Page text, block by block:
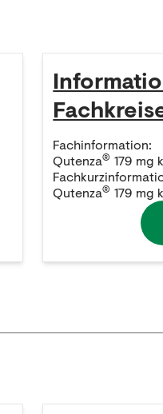
Fachinformation:
Qutenza® 179 mg
Qutenza® 179 mg